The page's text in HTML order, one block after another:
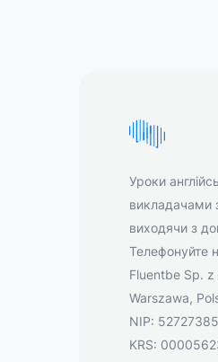
Уроки
викладачами
виходячи з
Телефонуйте
Fluentbe Sp.
Warszawa,
NIP:
KRS: